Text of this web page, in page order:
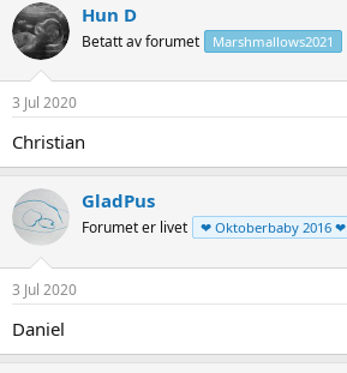
Hun D
Betatt av forumet Marshmallows2021
3 Jul 2020
Christian
GladPus
Forumet er livet ❤ Oktoberbaby 2016 ❤
3 Jul 2020
Daniel